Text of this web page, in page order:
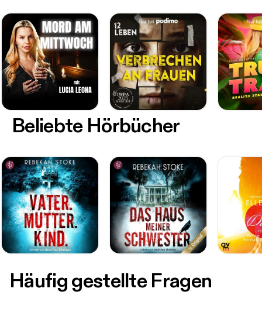
Beliebte Hörbücher
Häufig gestellte Fragen